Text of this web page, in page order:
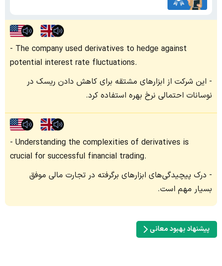
The company used derivatives to hedge against
potential interest rate fluctuations.
این شرکت از ابزارهای مشتقه برای کاهش دادن ریسک در
نوسانات احتمالی نرخ بهره استفاده کرد.
Understanding the complexities of derivatives is
crucial for successful financial trading.
درک پیچیدگی‌های ابزارهای برگرفته در تجارت مالی موفق
بسیار مهم است.
پیشنهاد بهبود معانی